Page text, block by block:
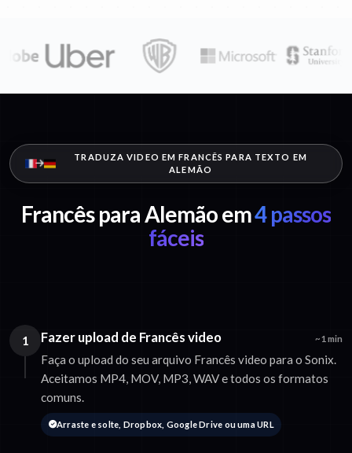
TRADUZA VIDEO EM FRANCÊS PARA TEXTO EM
ALEMÃO
Francês para Alemão em4 passos
fáceis
1 Fazer upload de Francês video ~1 min
Faça o upload do seu arquivo Francês video para o Sonix.
Aceitamos MP4, MOV, MP3, WAV e todos os formatos
comuns.
Arraste e solte, Dropbox, Google Drive ou uma URL